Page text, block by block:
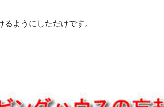
ようにしただけです。